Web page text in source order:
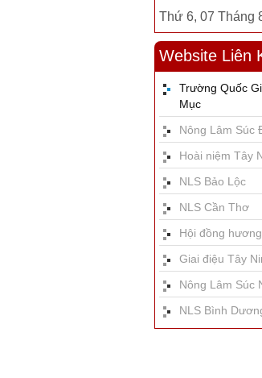
Thứ 6, 07 Tháng
Website Liên
Trường Quốc
Mục
Nông Lâm Súc
Hoài niệm Tây
NLS Bảo Lộc
NLS Cần Thơ
Hội đồng
Giai điệu Tây
Nông Lâm Súc
NLS Bình